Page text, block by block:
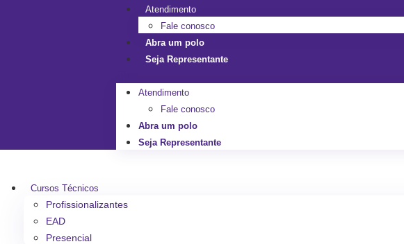
Atendimento
Fale conosco
Abra um polo
Seja Representante
Atendimento
Fale conosco
Abra um polo
Seja Representante
Cursos Técnicos
Profissionalizantes
EAD
Presencial